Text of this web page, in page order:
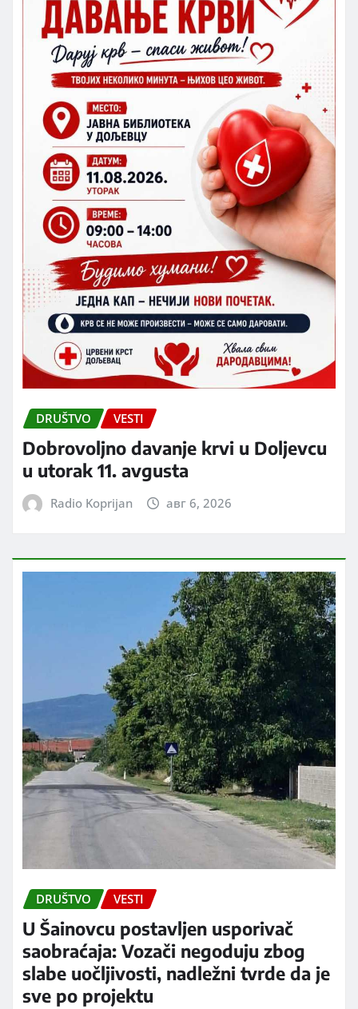
DRUŠTVO VESTI
Dobrovoljno davanje krvi u Doljevcu
u utorak 11. avgusta
Radio Koprijan авг 6, 2026
DRUŠTVO VESTI
U Šainovcu postavljen usporivač
saobraćaja: Vozači negoduju zbog
slabe uočljivosti, nadležni tvrde da je
sve po projektu